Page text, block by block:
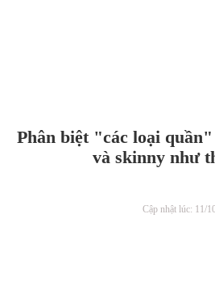
Phân biệt "các loại
và skinny như
Cập nhật lúc: 11/